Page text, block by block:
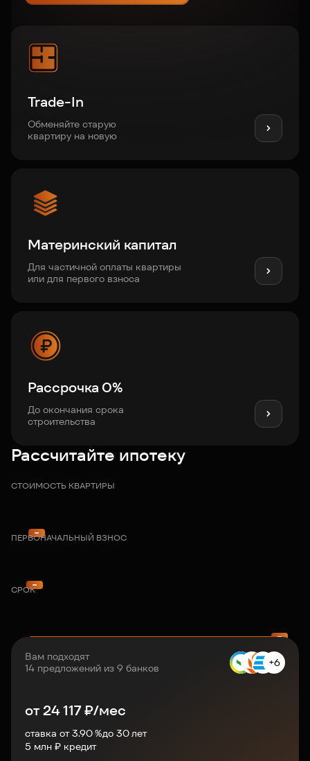
Trade-In
Обменяйте старую
квартиру на новую
Материнский капитал
Для частичной оплаты квартиры
или для первого взноса
Рассрочка 0%
До окончания срока
строительства
Рассчитайте ипотеку
СТОИМОСТЬ КВАРТИРЫ
ПЕРВОНАЧАЛЬНЫЙ ВЗНОС
СРОК
Вам подходят
14 предложений из 9 банков
+6
от24 117₽/мес
ставка от 3.90 %до 30лет
5 млн ₽ кредит